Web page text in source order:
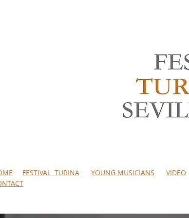
FESTIVAL TURINA YOUNG MUSICIANS VIDEO